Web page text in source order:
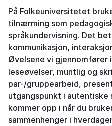
På Folkeuniversitetet
tilnærming som
språkundervisning. Det
kommunikasjon,
Øvelsene vi gjennomfører
leseøvelser, muntlig og
par-/gruppearbeid,
utgangspunkt i autentiske
kommer opp i når du
sammenhenger i